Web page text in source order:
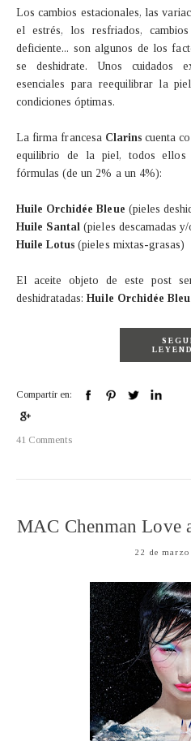
Los cambios estacionales, las
el estrés, los resfriados,
deficiente... son algunos de los
se deshidrate. Unos cuidados
esenciales para reequilibrar la
condiciones óptimas.
La firma francesa Clarins cuenta
equilibrio de la piel, todos ellos
fórmulas (de un 2% a un 4%):
Huile Orchidée Bleue (pieles
Huile Santal (pieles descamadas
Huile Lotus (pieles mixtas-grasas)
El aceite objeto de este post
deshidratadas:Huile Orchidée
Compartir en:
41 Comments
MAC Chenman Love
22 de marzo